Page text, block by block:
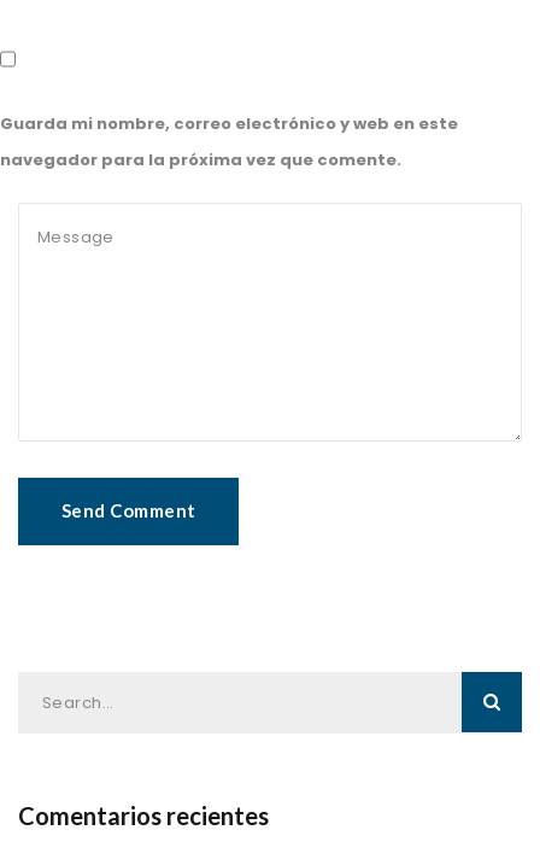
Guarda mi nombre, correo electrónico y web en este
navegador para la próxima vez que comente.
Comentarios recientes